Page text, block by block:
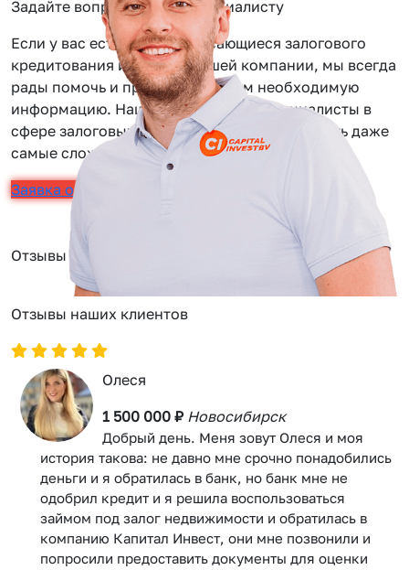
Задайте вопрос нашему специалисту
Если у вас есть вопросы касающиеся залогового
кредитования или услуг нашей компании, мы всегда
рады помочь и предоставить вам необходимую
информацию. Наши сотрудники — специалисты в
сфере залоговых займов, помогут вам решить даже
самые сложные задачи.
Заявка онлайн
Отзывы
Отзывы наших клиентов
Олеся
1 500 000 ₽ Новосибирск
Добрый день. Меня зовут Олеся и моя
история такова: не давно мне срочно понадобились
деньги и я обратилась в банк, но банк мне не
одобрил кредит и я решила воспользоваться
займом под залог недвижимости и обратилась в
компанию Капитал Инвест, они мне позвонили и
попросили предоставить документы для оценки